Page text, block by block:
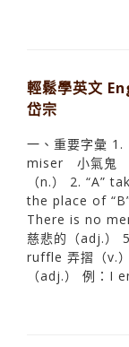
輕鬆學英文
岱宗
一、重要字彙 1.
miser 小氣鬼
（n.） 2. “A”
the place of
There is no
慈悲的（adj.）
ruffle 弄摺（v.
（adj.） 例：I